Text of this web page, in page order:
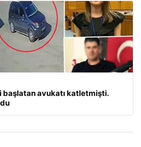
başlatan avukatı katletmişti.